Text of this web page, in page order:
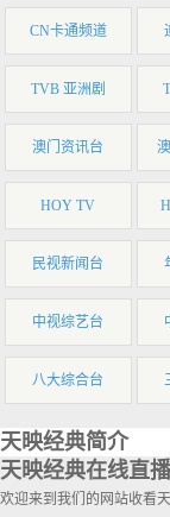
CN卡通频道
TVB 亚洲剧
澳门资讯台
HOY TV
民视新闻台
中视综艺台
八大综合台
天映经典简介
天映经典在线直播
欢迎来到我们的网站收看